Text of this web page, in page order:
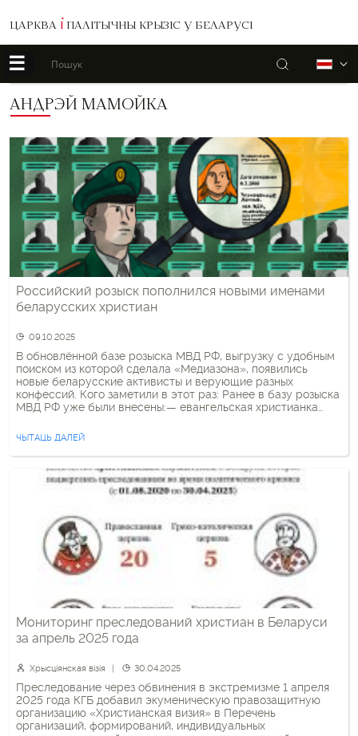
ЦАРКВА І ПАЛІТЫЧНЫ КРЫЗІС У БЕЛАРУСІ
☰ Пошук
АНДРЭЙ МАМОЙКА
Российский розыск пополнился новыми именами
беларусских христиан
09.10.2025
В обновлённой базе розыска МВД РФ, выгрузку с удобным
поиском из которой сделала «Медиазона», появились
новые беларусские активисты и верующие разных
конфессий. Кого заметили в этот раз: Ранее в базу розыска
МВД РФ уже были внесены:— евангельская христианка
Вячеслав Барок и Андрей Вощук (SDS);— православный
священник Константинопольского патриархата Георгий
Рой;— католический […]
ЧЫТАЦЬ ДАЛЕЙ
Мониторинг преследований христиан в Беларуси
за апрель 2025 года
Хрысціянская візія 30.04.2025
Преследование через обвинения в экстремизме 1 апреля
2025 года КГБ добавил экуменическую правозащитную
организацию «Христианская визия» в Перечень
организаций, формирований, индивидуальных